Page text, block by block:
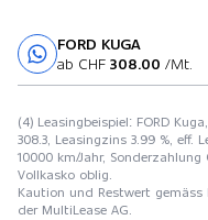
FORD KUGA
ab CHF 308.00 /Mt.
(4) Leasingbeispiel: FORD
308.3, Leasingzins 3.99 %, eff.
10000 km/Jahr,
Vollkasko oblig.
Kaution und Restwert gemäss
der MultiLease AG.